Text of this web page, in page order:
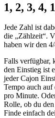
1, 2, 3, 4,
Jede Zahl ist
die „Zählzeit“.
haben wir den
Falls verfügbar,
den Einstieg ist
jeder Cajon
Tempo auch
pro Minute.
Rolle, ob du den
Finde einfach